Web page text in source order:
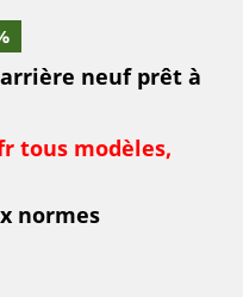
arrière neuf prêt à
tous modèles,
normes